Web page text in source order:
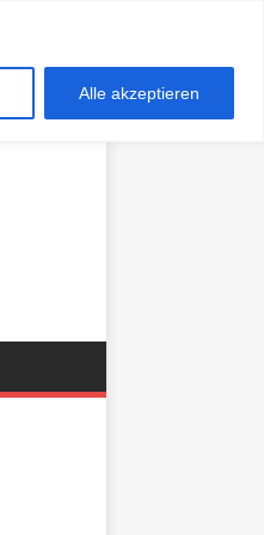
Alle akzeptieren